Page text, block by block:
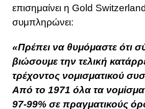
επισημαίνει η Gold
συμπληρώνει:
«Πρέπει να θυμόμαστε ότι
βιώσουμε την τελική
τρέχοντος νομισματικού
Από το 1971 όλα τα
97-99% σε πραγματικούς